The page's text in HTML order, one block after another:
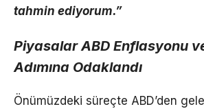
tahmin ediyorum.”
Piyasalar ABD Enflasyonu
Adımına Odaklandı
Önümüzdeki süreçte ABD’den